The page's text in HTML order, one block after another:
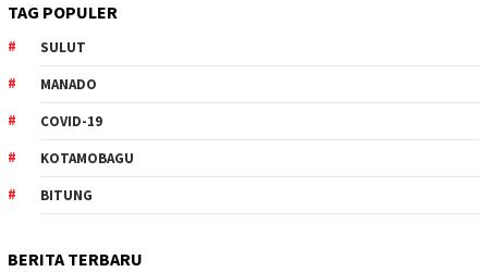
TAG POPULER
SULUT
MANADO
COVID-19
KOTAMOBAGU
BITUNG
BERITA TERBARU